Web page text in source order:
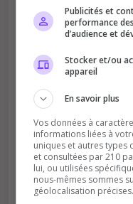
Plus de
Publicités et
performance
d’audience et
Stocker et/ou
appareil
En savoir plus
Vos données à
informations liées à
uniques et autres types
et consultées par 210
lui, ou utilisées
nous-mêmes sommes
géolocalisation précises.